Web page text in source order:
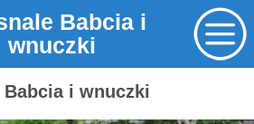
Babcia i
wnuczki
i wnuczki